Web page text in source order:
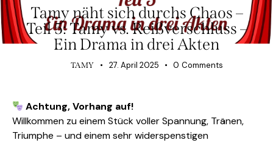
Tamy näht sich durchs Chaos –
Teil 5: Tamy vs. Reißverschluss –
Ein Drama in drei Akten
TAMY 27. April 2025 0 Comments
Achtung, Vorhang auf!
Willkommen zu einem Stück voller Spannung, Tränen,
Triumphe – und einem sehr widerspenstigen